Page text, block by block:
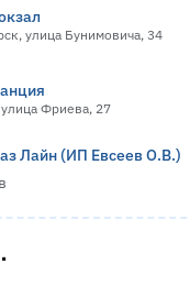
улица Бунимовича, 34
Фриева, 27
Лайн (ИП Евсеев О.В.)